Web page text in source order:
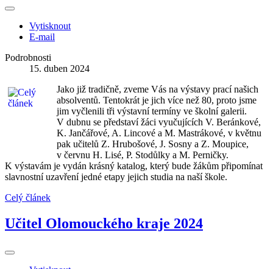
Vytisknout
E-mail
Podrobnosti
15. duben 2024
Jako již tradičně, zveme Vás na výstavy prací našich
absolventů. Tentokrát je jich více než 80, proto jsme
jim vyčlenili tři výstavní termíny ve školní galerii.
V dubnu se představí žáci vyučujících V. Beránkové,
K. Jančářové, A. Lincové a M. Mastrákové, v květnu
pak učitelů Z. Hrubošové, J. Sosny a Z. Moupice,
v červnu H. Lisé, P. Stodůlky a M. Perničky.
K výstavám je vydán krásný katalog, který bude žákům připomínat
slavnostní uzavření jedné etapy jejich studia na naší škole.
Celý článek
Učitel Olomouckého kraje 2024